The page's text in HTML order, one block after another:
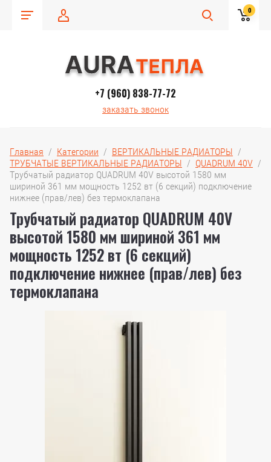
0
+7 (960) 838-77-72
заказать звонок
Главная
  /
Категории
  /
ВЕРТИКАЛЬНЫЕ РАДИАТОРЫ
ТРУБЧАТЫЕ ВЕРТИКАЛЬНЫЕ РАДИАТОРЫ
  /
QUADRUM 40V
  /
Трубчатый радиатор QUADRUM 40V высотой 1580 мм
шириной 361 мм мощность 1252 вт (6 секций) подключение
нижнее (прав/лев) без термоклапана
Трубчатый радиатор QUADRUM 40V
высотой 1580 мм шириной 361 мм
мощность 1252 вт (6 секций)
подключение нижнее (прав/лев) без
термоклапана